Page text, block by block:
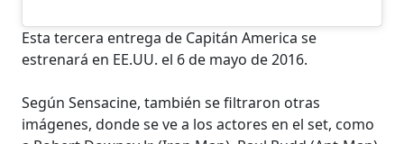
Esta tercera entrega de Capitán America se
estrenará en EE.UU. el 6 de mayo de 2016.
Según Sensacine, también se filtraron otras
imágenes, donde se ve a los actores en el set, como